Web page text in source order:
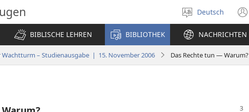
Sprache
auswählen
Deutsch
BIBLISCHE LEHREN BIBLIOTHEK NACHRICHTEN
Wachtturm – Studienausgabe | 15. November 2006 Das Rechte tun — Warum?